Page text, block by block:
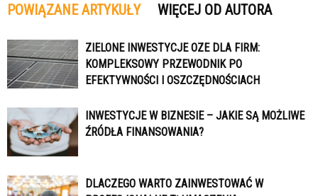
POWIĄZANE ARTYKUŁY WIĘCEJ OD AUTORA
ZIELONE INWESTYCJE OZE DLA FIRM:
KOMPLEKSOWY PRZEWODNIK PO
EFEKTYWNOŚCI I OSZCZĘDNOŚCIACH
INWESTYCJE W BIZNESIE – JAKIE SĄ MOŻLIWE
ŹRÓDŁA FINANSOWANIA?
DLACZEGO WARTO ZAINWESTOWAĆ W